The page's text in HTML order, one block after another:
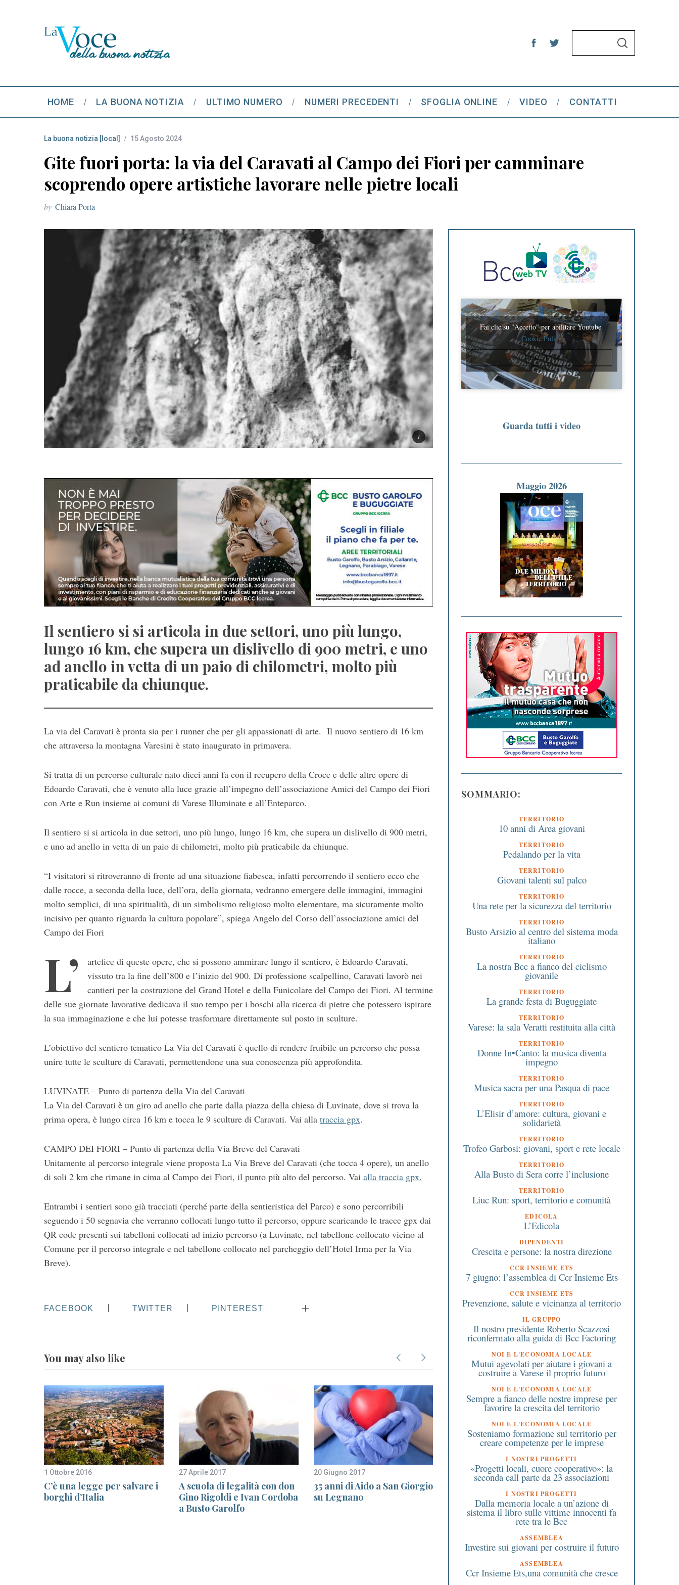
h
f
:
S
HOME LA BUONA NOTIZIA ULTIMO NUMERO NUMERI PRECEDENTI SFOGLIA ONLINE VIDEO CONTATTI
La buona notizia [local] 15 Agosto 2024
Gite fuori porta: la via del Caravati al Campo dei Fiori per camminare
scoprendo opere artistiche lavorare nelle pietre locali
by Chiara Porta
Il sentiero si si articola in due settori, uno più lungo,
lungo 16 km, che supera un dislivello di 900 metri, e uno
ad anello in vetta di un paio di chilometri, molto più
praticabile da chiunque.
La via del Caravati è pronta sia per i runner che per gli appassionati di arte. Il nuovo sentiero di 16 km
che attraversa la montagna Varesini è stato inaugurato in primavera.
Si tratta di un percorso culturale nato dieci anni fa con il recupero della Croce e delle altre opere di
Edoardo Caravati, che è venuto alla luce grazie all’impegno dell’associazione Amici del Campo dei Fiori
con Arte e Run insieme ai comuni di Varese Illuminate e all’Enteparco.
Il sentiero si si articola in due settori, uno più lungo, lungo 16 km, che supera un dislivello di 900 metri,
e uno ad anello in vetta di un paio di chilometri, molto più praticabile da chiunque.
“I visitatori si ritroveranno di fronte ad una situazione fiabesca, infatti percorrendo il sentiero ecco che
dalle rocce, a seconda della luce, dell’ora, della giornata, vedranno emergere delle immagini, immagini
molto semplici, di una spiritualità, di un simbolismo religioso molto elementare, ma sicuramente molto
incisivo per quanto riguarda la cultura popolare”, spiega Angelo del Corso dell’associazione amici del
Campo dei Fiori
L’
artefice di queste opere, che si possono ammirare lungo il sentiero, è Edoardo Caravati,
vissuto tra la fine dell’800 e l’inizio del 900. Di professione scalpellino, Caravati lavorò nei
cantieri per la costruzione del Grand Hotel e della Funicolare del Campo dei Fiori. Al termine
delle sue giornate lavorative dedicava il suo tempo per i boschi alla ricerca di pietre che potessero ispirare
la sua immaginazione e che lui potesse trasformare direttamente sul posto in sculture.
L’obiettivo del sentiero tematico La Via del Caravati è quello di rendere fruibile un percorso che possa
unire tutte le sculture di Caravati, permettendone una sua conoscenza più approfondita.
LUVINATE – Punto di partenza della Via del Caravati
La Via del Caravati è un giro ad anello che parte dalla piazza della chiesa di Luvinate, dove si trova la
prima opera, è lungo circa 16 km e tocca le 9 sculture di Caravati. Vai alla traccia gpx.
CAMPO DEI FIORI – Punto di partenza della Via Breve del Caravati
Unitamente al percorso integrale viene proposta La Via Breve del Caravati (che tocca 4 opere), un anello
di soli 2 km che rimane in cima al Campo dei Fiori, il punto più alto del percorso. Vai alla traccia gpx.
Entrambi i sentieri sono già tracciati (perché parte della sentieristica del Parco) e sono percorribili
seguendo i 50 segnavia che verranno collocati lungo tutto il percorso, oppure scaricando le tracce gpx dai
QR code presenti sui tabelloni collocati ad inizio percorso (a Luvinate, nel tabellone collocato vicino al
Comune per il percorso integrale e nel tabellone collocato nel parcheggio dell’Hotel Irma per la Via
Breve).
FACEBOOK TWITTER PINTEREST
You may also like
1 Ottobre 2016
C’è una legge per salvare i
borghi d’Italia
27 Aprile 2017
A scuola di legalità con don
Gino Rigoldi e Ivan Cordoba
a Busto Garolfo
20 Giugno 2017
35 anni di Aido a San Giorgio
su Legnano
25 Marzo 2025
Legnano: 30 marzo
“Camminata per la vita” per
sostenere le attività verso i
malati oncologici della Lilt
svolgono durante tutto
l’anno
9 Luglio 2017
del parco Lanza
Fai clic su "Accetto" per abilitare Youtube
Cookie Policy
ACCETTO
Guarda tutti i video
Maggio 2026
SOMMARIO:
TERRITORIO
10 anni di Area giovani
TERRITORIO
Pedalando per la vita
TERRITORIO
Giovani talenti sul palco
TERRITORIO
Una rete per la sicurezza del territorio
TERRITORIO
Busto Arsizio al centro del sistema moda
italiano
TERRITORIO
La nostra Bcc a fianco del ciclismo
giovanile
TERRITORIO
La grande festa di Buguggiate
TERRITORIO
Varese: la sala Veratti restituita alla città
TERRITORIO
Donne In•Canto: la musica diventa
impegno
TERRITORIO
Musica sacra per una Pasqua di pace
TERRITORIO
L’Elisir d’amore: cultura, giovani e
solidarietà
TERRITORIO
Trofeo Garbosi: giovani, sport e rete locale
TERRITORIO
Alla Busto di Sera corre l’inclusione
TERRITORIO
Liuc Run: sport, territorio e comunità
EDICOLA
L’Edicola
DIPENDENTI
Crescita e persone: la nostra direzione
CCR INSIEME ETS
7 giugno: l’assemblea di Ccr Insieme Ets
CCR INSIEME ETS
Prevenzione, salute e vicinanza al territorio
IL GRUPPO
Il nostro presidente Roberto Scazzosi
riconfermato alla guida di Bcc Factoring
NOI E L'ECONOMIA LOCALE
Mutui agevolati per aiutare i giovani a
costruire a Varese il proprio futuro
NOI E L'ECONOMIA LOCALE
Sempre a fianco delle nostre imprese per
favorire la crescita del territorio
NOI E L'ECONOMIA LOCALE
Sosteniamo formazione sul territorio per
creare competenze per le imprese
I NOSTRI PROGETTI
«Progetti locali, cuore cooperativo»: la
seconda call parte da 23 associazioni
I NOSTRI PROGETTI
Dalla memoria locale a un’azione di
sistema il libro sulle vittime innocenti fa
rete tra le Bcc
ASSEMBLEA
Investire sui giovani per costruire il futuro
ASSEMBLEA
Ccr Insieme Ets,una comunità che cresce
S
e
c
h
r
: